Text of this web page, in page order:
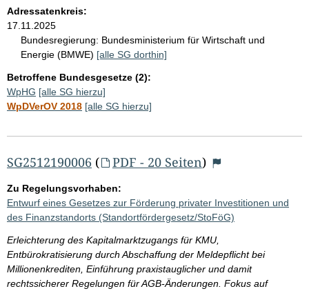
Adressatenkreis:
17.11.2025
Bundesregierung: Bundesministerium für Wirtschaft und
Energie (BMWE) [alle SG dorthin]
Betroffene Bundesgesetze (2):
WpHG [alle SG hierzu]
WpDVerOV 2018 [alle SG hierzu]
SG2512190006 ( PDF - 20 Seiten)
Zu Regelungsvorhaben:
Entwurf eines Gesetzes zur Förderung privater Investitionen und
des Finanzstandorts (Standortfördergesetz/StoFöG)
Erleichterung des Kapitalmarktzugangs für KMU,
Entbürokratisierung durch Abschaffung der Meldepflicht bei
Millionenkrediten, Einführung praxistauglicher und damit
rechtssicherer Regelungen für AGB-Änderungen. Fokus auf